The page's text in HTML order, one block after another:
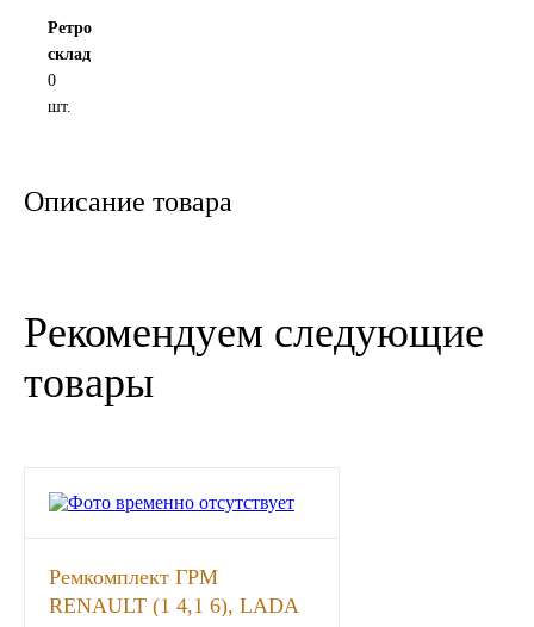
Новоуфимский НПЗ
Оригинальные масла
MOZER
Подшипники
АПП
ЕПК
Ретро
склад
0
шт.
Описание товара
Рекомендуем следующие
товары
Ремкомплект ГРМ
RENAULT (1 4,1 6), LADA